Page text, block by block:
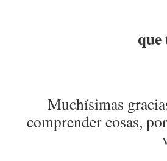
Muchísimas
comprender cosas,